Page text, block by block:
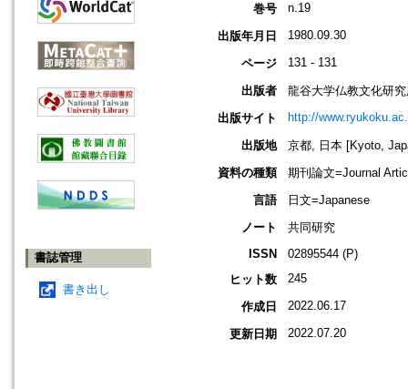
書誌管理
書き出し
巻号
n.19
出版年月日 1980.09.30
ページ 131 - 131
出版者
龍谷大学仏教文化研
出版サイト
http://
出版地
京都, 日本 [Kyoto,
資料の種類
期刊論文=Journal
言語
日文=Japanese
ノート
共同研究
ISSN
02895544 (P)
ヒット数
245
作成日 2022.06.17
更新日期 2022.07.20